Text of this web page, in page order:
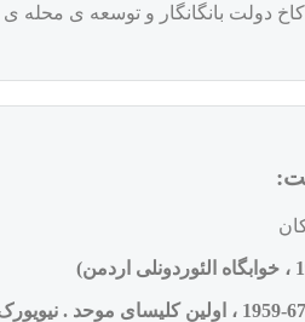
دولت بانگانگار و توسعه ی محله